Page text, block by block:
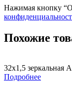
Нажимая кнопку
Похожие
32х1,5 зеркальная
Подробнее